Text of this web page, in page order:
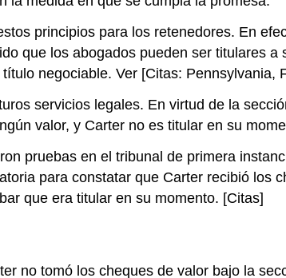
principios para los retenedores. En
que los abogados pueden ser titulares
negociable. Ver [Citas: Pennsylvania,
servicios legales. En virtud de la
valor, y Carter no es titular en su
pruebas en el tribunal de primera
para constatar que Carter recibió
que era titular en su momento. [Citas]
no tomó los cheques de valor bajo la